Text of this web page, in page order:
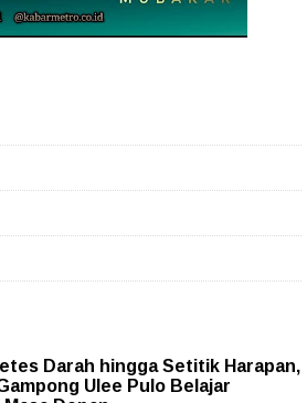
Darah hingga Setitik Harapan,
Ulee Pulo Belajar